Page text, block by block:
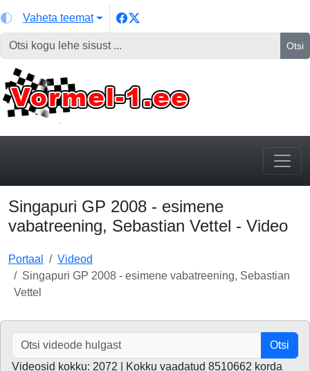
Vaheta teemat
Otsi
Singapuri GP 2008 - esimene
vabatreening, Sebastian Vettel - Video
Portaal
Videod
Singapuri GP 2008 - esimene vabatreening, Sebastian
Vettel
Otsi
Videosid kokku: 2072 | Kokku vaadatud 8510662 korda